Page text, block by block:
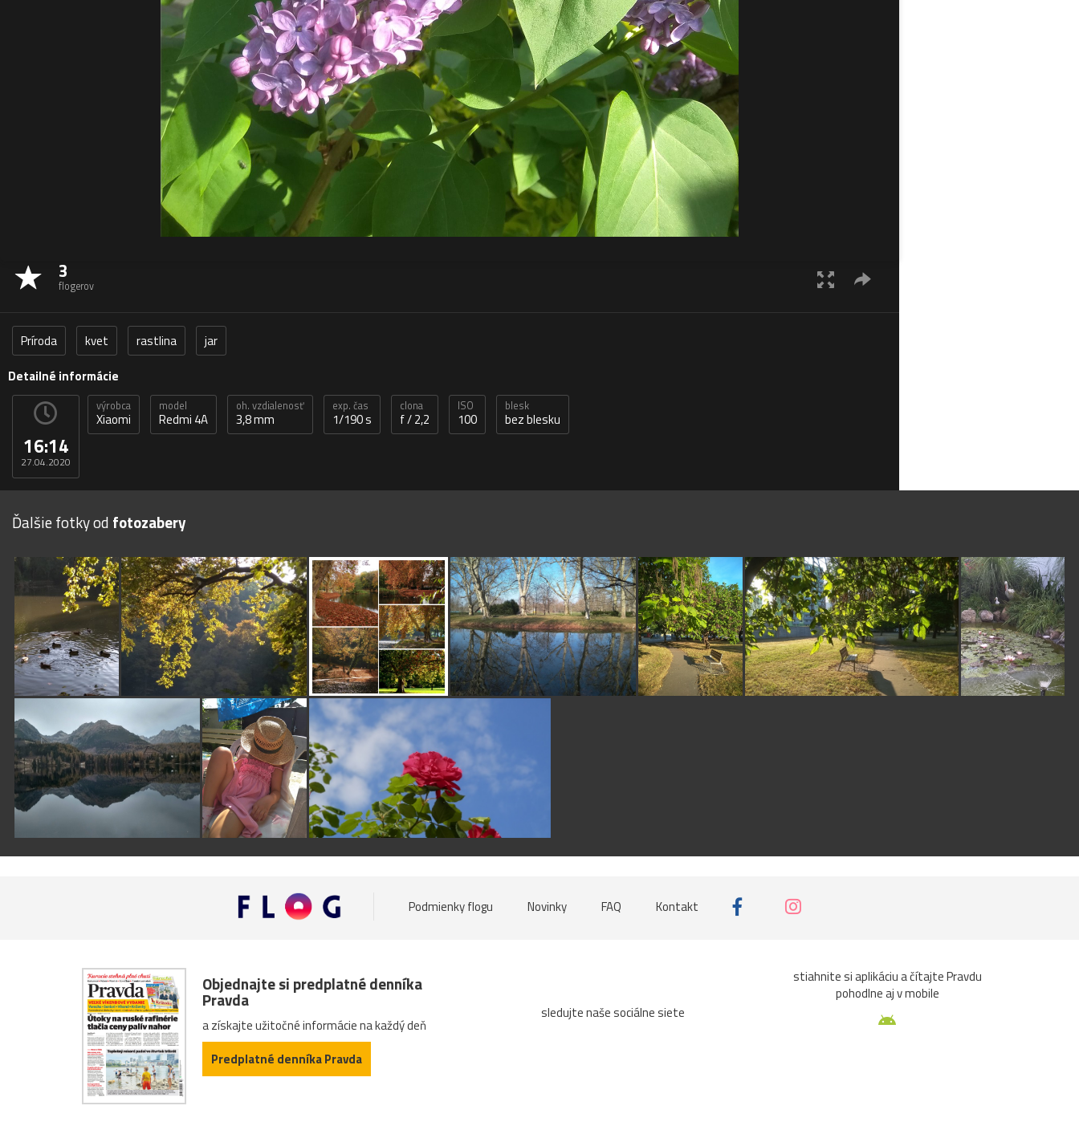
3
flogerov
Príroda kvet rastlina
jar
Detailné informácie
16:14
27.04.2020
výrobca
Xiaomi
model
Redmi 4A
oh. vzdialenosť
3,8 mm
exp. čas
1/190 s
clona
f / 2,2
ISO
100
blesk
bez blesku
Ďalšie fotky od fotozabery
Podmienky flogu Novinky FAQ Kontakt
Objednajte si predplatné denníka
Pravda
a získajte užitočné informácie na každý deň
Predplatné denníka Pravda
sledujte naše sociálne siete
stiahnite si aplikáciu a čítajte Pravdu
pohodlne aj v mobile